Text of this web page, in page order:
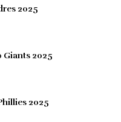
2025
Giants 2025
2025